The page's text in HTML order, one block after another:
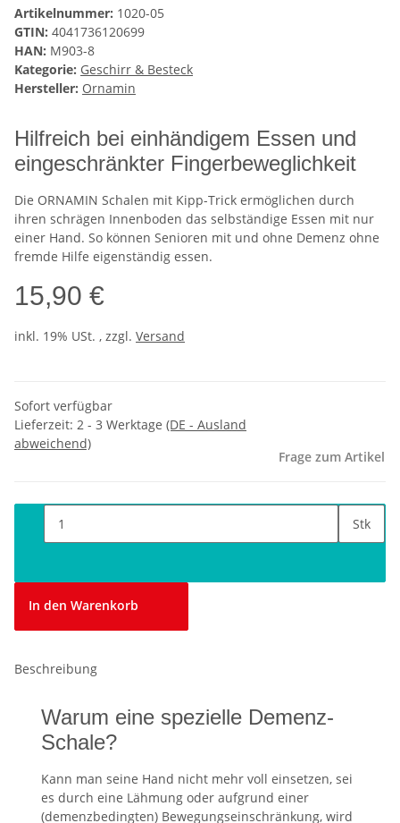
Artikelnummer: 1020-05
GTIN: 4041736120699
HAN: M903-8
Kategorie: Geschirr & Besteck
Hersteller: Ornamin
Hilfreich bei einhändigem Essen und
eingeschränkter Fingerbeweglichkeit
Die ORNAMIN Schalen mit Kipp-Trick ermöglichen durch
ihren schrägen Innenboden das selbständige Essen mit nur
einer Hand. So können Senioren mit und ohne Demenz ohne
fremde Hilfe eigenständig essen.
15,90 €
inkl. 19% USt. , zzgl. Versand
Sofort verfügbar
Lieferzeit: 2 - 3 Werktage (DE - Ausland
abweichend)
Frage zum Artikel
Stk
In den Warenkorb
Beschreibung
Warum eine spezielle Demenz-
Schale?
Kann man seine Hand nicht mehr voll einsetzen, sei
es durch eine Lähmung oder aufgrund einer
(demenzbedingten) Bewegungseinschränkung, wird